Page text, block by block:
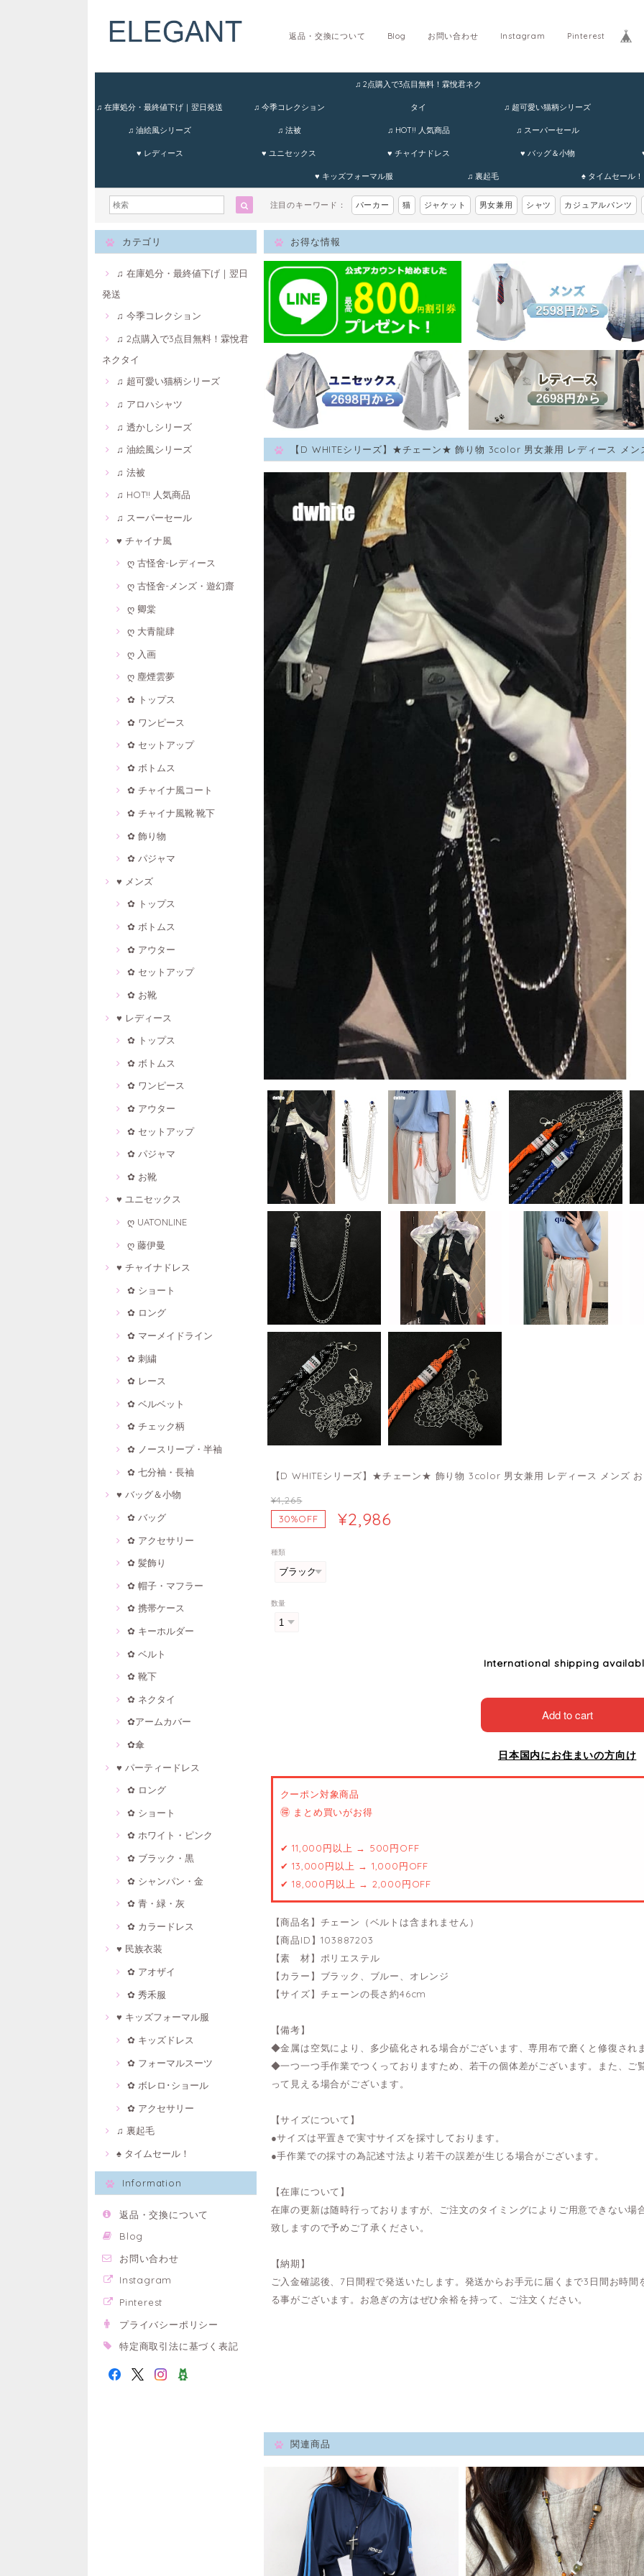
Pinterest
Instagram
お問い合わせ
Blog
返品・交換について
♫ 在庫処分・最終値下げ｜翌日発送 ♫ 今季コレクション
♫ 2点購入で3点目無料！霖悅君ネク
タイ ♫ 超可愛い猫柄シリーズ
♫ 油絵風シリーズ ♫ 法被 ♫ HOT!! 人気商品 ♫ スーパーセール
♥ レディース ♥ ユニセックス ♥ チャイナドレス ♥ バッグ＆小物
♥ キッズフォーマル服 ♫ 裏起毛 ♠ タイムセール！
注目のキーワード： パーカー 猫 ジャケット 男女兼用 シャツ カジュアルパンツ
カテゴリ
♫ 在庫処分・最終値下げ｜翌日
発送
♫ 今季コレクション
♫ 2点購入で3点目無料！霖悅君
ネクタイ
♫ 超可愛い猫柄シリーズ
♫ アロハシャツ
♫ 透かしシリーズ
♫ 油絵風シリーズ
♫ 法被
♫ HOT!! 人気商品
♫ スーパーセール
♥ チャイナ風
ღ 古怪舍-レディース
ღ 古怪舍-メンズ・遊幻齋
ღ 卿棠
ღ 大青龍肆
ღ 入画
ღ 塵煙雲夢
✿ トップス
✿ ワンピース
✿ セットアップ
✿ ボトムス
✿ チャイナ風コート
✿ チャイナ風靴·靴下
✿ 飾り物
✿ パジャマ
♥ メンズ
✿ トップス
✿ ボトムス
✿ アウター
✿ セットアップ
✿ お靴
♥ レディース
✿ トップス
✿ ボトムス
✿ ワンピース
✿ アウター
✿ セットアップ
✿ パジャマ
✿ お靴
♥ ユニセックス
ღ UATONLINE
ღ 藤伊曼
♥ チャイナドレス
✿ ショート
✿ ロング
✿ マーメイドライン
✿ 刺繍
✿ レース
✿ ベルベット
✿ チェック柄
✿ ノースリープ・半袖
✿ 七分袖・長袖
♥ バッグ＆小物
✿ バッグ
✿ アクセサリー
✿ 髪飾り
✿ 帽子・マフラー
✿ 携帯ケース
✿ キーホルダー
✿ ベルト
✿ 靴下
✿ ネクタイ
✿アームカバー
✿傘
♥ パーティードレス
✿ ロング
✿ ショート
✿ ホワイト・ピンク
✿ ブラック・黒
✿ シャンパン・金
✿ 青・緑・灰
✿ カラードレス
♥ 民族衣装
✿ アオザイ
✿ 秀禾服
♥ キッズフォーマル服
✿ キッズドレス
✿ フォーマルスーツ
✿ ボレロ･ショール
✿ アクセサリー
♫ 裏起毛
♠ タイムセール！
Information
返品・交換について
Blog
お問い合わせ
Instagram
Pinterest
プライバシーポリシー
特定商取引法に基づく表記
お得な情報
【D WHITEシリーズ】★チェーン★ 飾り物 3color 男女兼用 レディース メン
【D WHITEシリーズ】★チェーン★ 飾り物 3color 男女兼用 レディース メンズ
¥4,265
30%OFF
¥2,986
種類
数量
International shipping
Add to cart
日本国内にお住まいの方向け
クーポン対象商品
🉐 まとめ買いがお得
✔ 11,000円以上 → 500円OFF
✔ 13,000円以上 → 1,000円OFF
✔ 18,000円以上 → 2,000円OFF
【商品名】チェーン（ベルトは含まれません）
【商品ID】103887203
【素 材】ポリエステル
【カラー】ブラック、ブルー、オレンジ
【サイズ】チェーンの長さ約46cm
【備考】
◆金属は空気により、多少硫化される場合がございます、専用布で磨くと修復され
◆一つ一つ手作業でつくっておりますため、若干の個体差がございます。また、ご
って見える場合がございます。
【サイズについて】
●サイズは平置きで実寸サイズを採寸しております。
●手作業での採寸の為記述寸法より若干の誤差が生じる場合がございます。
【在庫について】
在庫の更新は随時行っておりますが、ご注文のタイミングによりご用意できない
致しますので予めご了承ください。
【納期】
ご入金確認後、7日間程で発送いたします。発送からお手元に届くまで3日間お時
る事がございます。お急ぎの方はぜひ余裕を持って、ご注文ください。
関連商品